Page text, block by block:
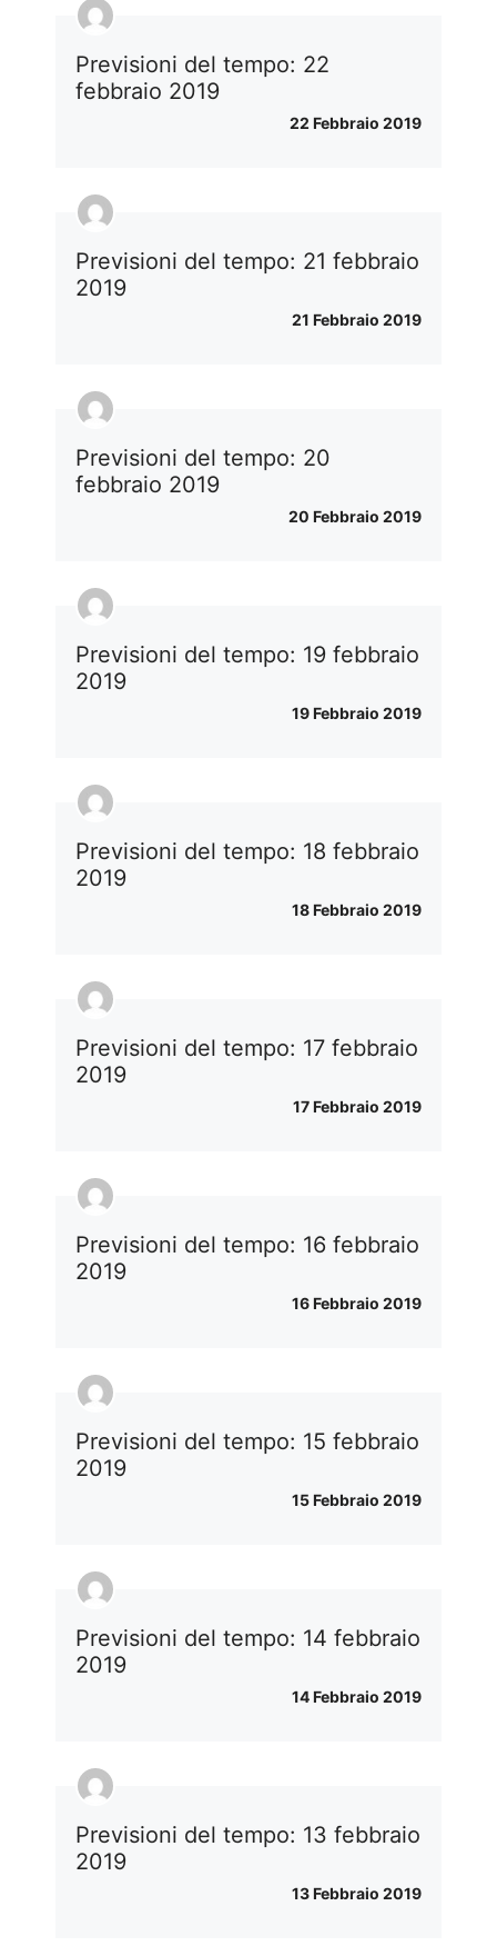
Previsioni del tempo: 22
febbraio 2019
22 Febbraio 2019
Previsioni del tempo: 21 febbraio
2019
21 Febbraio 2019
Previsioni del tempo: 20
febbraio 2019
20 Febbraio 2019
Previsioni del tempo: 19 febbraio
2019
19 Febbraio 2019
Previsioni del tempo: 18 febbraio
2019
18 Febbraio 2019
Previsioni del tempo: 17 febbraio
2019
17 Febbraio 2019
Previsioni del tempo: 16 febbraio
2019
16 Febbraio 2019
Previsioni del tempo: 15 febbraio
2019
15 Febbraio 2019
Previsioni del tempo: 14 febbraio
2019
14 Febbraio 2019
Previsioni del tempo: 13 febbraio
2019
13 Febbraio 2019